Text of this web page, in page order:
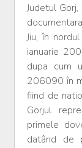
Judetul
Jiu, în
ianuarie
dupa cum
206090 în
fiind de
Gorjul
primele
datând de